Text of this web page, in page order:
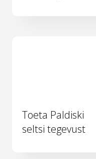
Toeta Paldiski
seltsi tegevust